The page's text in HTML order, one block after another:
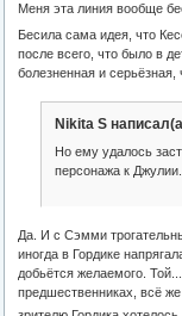
Меня эта линия вообще
Бесила сама идея, что
после всего, что было в
болезненная и серьёзная,
Nikita S
Но ему удалось
персонажа к Джулии.
Да. И с Сэмми
иногда в Гордике
добьётся желаемого.
предшественниках, всё